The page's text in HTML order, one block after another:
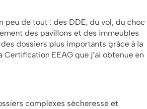
peu de tout : des DDE, du vol, du choc
des pavillons et des immeubles
dossiers plus importants grâce à la
EEAG que j’ai obtenue en
complexes sécheresse et